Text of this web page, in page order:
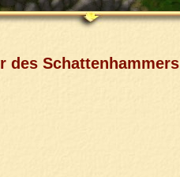
des Schattenhammers